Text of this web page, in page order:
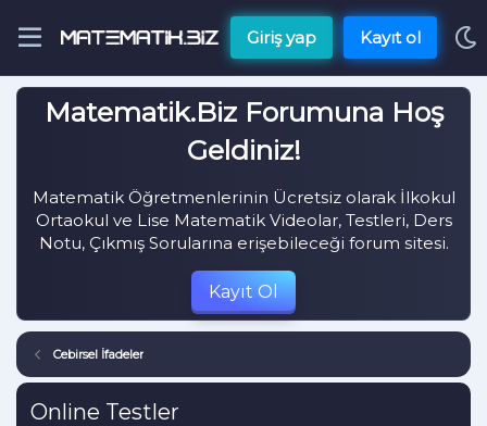
Giriş yap Kayıt ol
Matematik.Biz Forumuna Hoş
Geldiniz!
Matematik Öğretmenlerinin Ücretsiz olarak İlkokul
Ortaokul ve Lise Matematik Videolar, Testleri, Ders
Notu, Çıkmış Sorularına erişebileceği forum sitesi.
Kayıt Ol
Cebirsel İfadeler
Online Testler